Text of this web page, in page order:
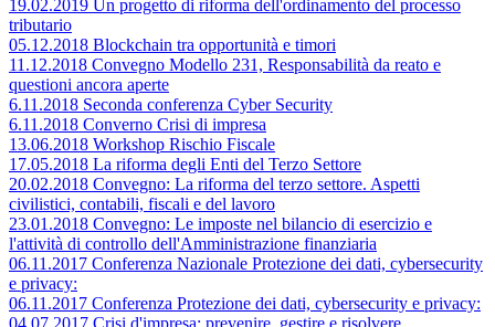
19.02.2019 Un progetto di riforma dell'ordinamento del processo
tributario
05.12.2018 Blockchain tra opportunità e timori
11.12.2018 Convegno Modello 231, Responsabilità da reato e
questioni ancora aperte
6.11.2018 Seconda conferenza Cyber Security
6.11.2018 Converno Crisi di impresa
13.06.2018 Workshop Rischio Fiscale
17.05.2018 La riforma degli Enti del Terzo Settore
20.02.2018 Convegno: La riforma del terzo settore. Aspetti
civilistici, contabili, fiscali e del lavoro
23.01.2018 Convegno: Le imposte nel bilancio di esercizio e
l'attività di controllo dell'Amministrazione finanziaria
06.11.2017 Conferenza Nazionale Protezione dei dati, cybersecurity
e privacy:
06.11.2017 Conferenza Protezione dei dati, cybersecurity e privacy:
04.07.2017 Crisi d'impresa: prevenire, gestire e risolvere